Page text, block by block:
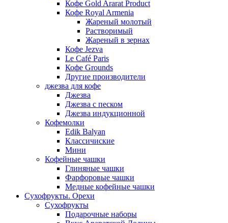
Кофе Gold Ararat Product
Кофе Royal Armenia
Жареный молотый
Растворимый
Жареный в зернах
Кофе Jezva
Le Café Paris
Кофе Grounds
Другие производители
джезва для кофе
Джезва
Джезва с песком
Джезва индукционной
Кофемолки
Edik Balyan
Классичиские
Мини
Кофейные чашки
Глиняные чашки
Фарфоровые чашки
Медные кофейные чашки
Сухофрукты. Орехи
Сухофрукты
Подарочные наборы